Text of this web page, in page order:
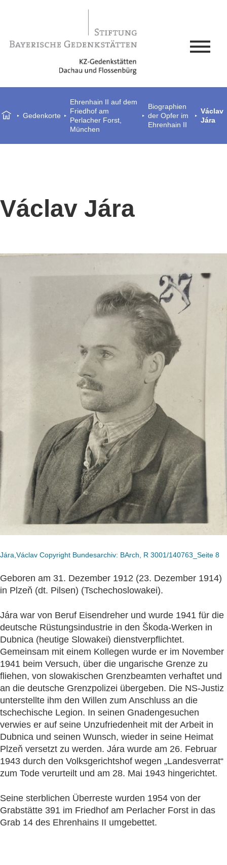
Gedenkorte
Ehrenhain II auf dem
Friedhof am
Perlacher Forst,
München
Biographien
der Opfer im
Ehrenhain II
Václav
Jára
Václav Jára
Jára,Václav Copyright Bundesarchiv: BArch, R 3001/140763_Seite 8
Geboren am 31. Dezember 1912 (23. Dezember 1914)
in Plzeň (dt. Pilsen) (Tschechoslowakei).
Jára war von Beruf Eisendreher und wurde 1941 für die
deutsche Rüstungsindustrie in den Škoda-Werken in
Dubnica (heutige Slowakei) dienstverpflichtet.
Gemeinsam mit einem Kollegen wurde er im November
1941 beim Versuch, über die ungarische Grenze zu
fliehen, von slowakischen Grenzbeamten verhaftet und
an die deutsche Grenzpolizei übergeben. Die NS-Justiz
unterstellte ihm den Willen zum Anschluss an die
tschechische Legion. In seinen Gnadengesuchen
verwies er auf seine Unzufriedenheit mit der Arbeit in
Dubnica und seinen Wunsch, wieder in seine Heimat
Plzeň versetzt zu werden. Jára wurde am 26. Februar
1943 durch den Volksgerichtshof wegen „Landesverrat“
zum Tode verurteilt und am 28. Mai 1943 hingerichtet.
Seine sterblichen Überreste wurden 1954 von der
Grabstätte 391 im Friedhof am Perlacher Forst in das
Grab 14 des Ehrenhains II umgebettet.